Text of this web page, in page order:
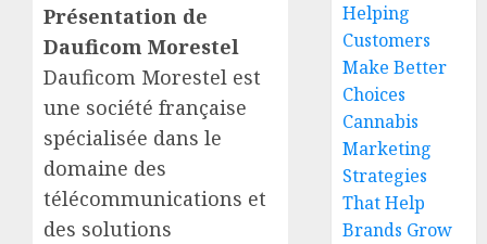
Présentation de
Dauficom Morestel
Dauficom Morestel est
une société française
spécialisée dans le
domaine des
télécommunications et
des solutions
Helping
Customers
Make Better
Choices
Cannabis
Marketing
Strategies
That Help
Brands Grow